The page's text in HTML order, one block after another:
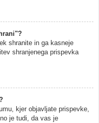
shranite in ga kasneje
shranjenega prispevka
kjer objavljate prispevke,
je tudi, da vas je